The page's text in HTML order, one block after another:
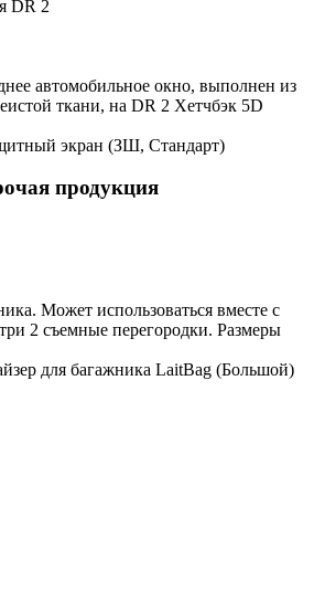
автомобильное окно, выполнен из
ткани, на DR 2 Хетчбэк 5D
экран (ЗШ, Стандарт)
продукция
Может использоваться вместе с
2 съемные перегородки. Размеры
для багажника LaitBag (Большой)